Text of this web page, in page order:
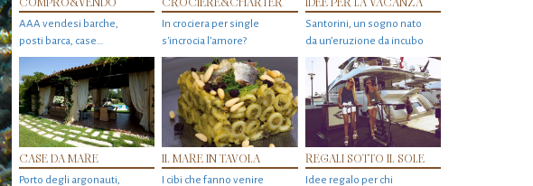
AAA vendesi barche,
posti barca, case…
In crociera per single
s'incrocia l’amore?
Santorini, un sogno nato
da un’eruzione da incubo
CASE DA MARE
Porto degli argonauti,
IL MARE IN TAVOLA
I cibi che fanno venire
REGALI SOTTO IL SOLE
Idee regalo per chi